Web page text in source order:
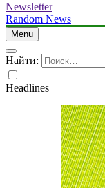
Newsletter
Random News
Menu
Найти:
Headlines